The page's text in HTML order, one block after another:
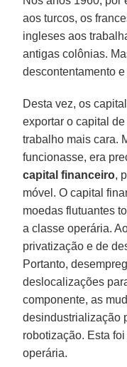
aos turcos, os
ingleses aos
antigas colônias.
descontentamento
Desta vez, os
exportar o capital
trabalho mais cara.
funcionasse, era
capital financeiro,
móvel. O capital
moedas flutuantes
a classe operária.
privatização e de
Portanto,
deslocalizações
componente, as
desindustrialização
robotização. Esta
operária.